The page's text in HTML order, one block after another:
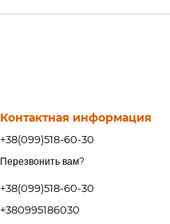
Контактная информация
+38(099)518-60-30
Перезвонить вам?
+38(099)518-60-30
+380995186030